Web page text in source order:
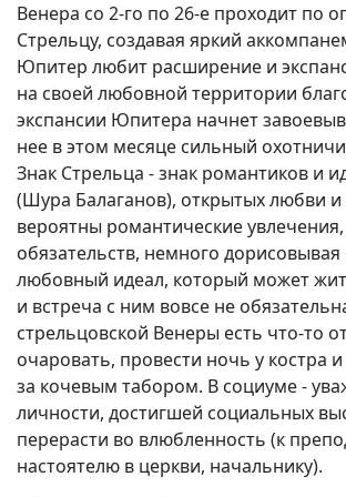
Венера со 2-го по 26-е проходит по
Стрельцу, создавая яркий
Юпитер любит расширение и
на своей любовной территории
экспансии Юпитера начнет
нее в этом месяце сильный
Знак Стрельца - знак романтиков и
(Шура Балаганов), открытых любви
вероятны романтические
обязательств, немного дорисовывая
любовный идеал, который может
и встреча с ним вовсе не
стрельцовской Венеры есть что-то
очаровать, провести ночь у костра
за кочевым табором. В социуме -
личности, достигшей социальных
перерасти во влюбленность (к
настоятелю в церкви, начальнику).